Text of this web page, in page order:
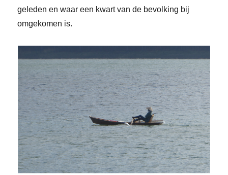
geleden en waar een kwart van de bevolking bij
omgekomen is.